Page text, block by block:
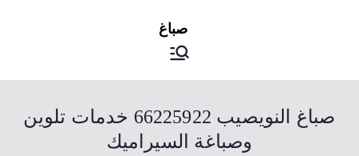
اصباغ
صباغ الكويت
صباغ النويصيب 66225922 خدمات تلوين
وصباغة السيراميك